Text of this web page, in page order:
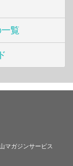
覧
マガジンサービス